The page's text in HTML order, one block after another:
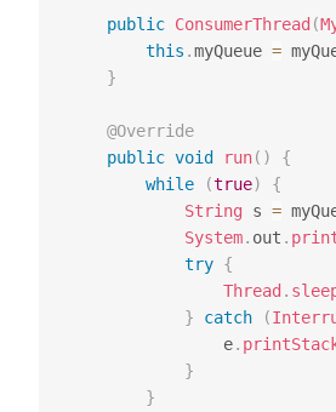
public ConsumerThread (
this .myQueue =
}
@Override
public void run( )
{
while
(true)
{
String s =
System. out .
try {
Thread .
}
catch (
                e
.
}
}